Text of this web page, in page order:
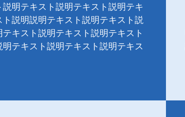
説明テキスト説明テキスト説明テキ
ト説明説明テキスト説明テキスト説
キスト説明テキスト説明テキスト
テキスト説明テキスト説明テキス